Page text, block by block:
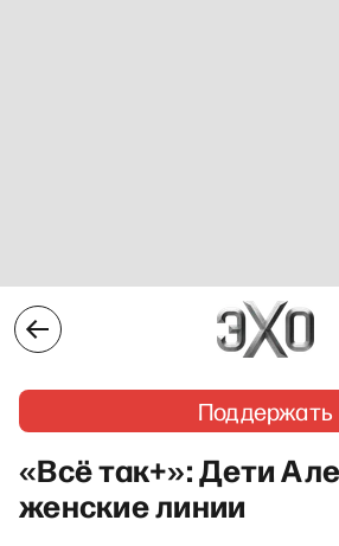
Поддержать
«Всё так+»: Дети
женские линии